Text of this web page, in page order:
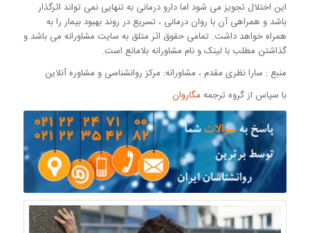
این اختلال تجویز می شود اما دارو درمانی به تنهایی نمی تواند اثرگذار
باشد و همراهی آن با روان درمانی ، تسریع در روند بهبود بیمار را به
همراه خواهد داشت. تمامی حقوق اثر متلق به سایت مشاورانه می باشد و
گذاشتن مطلب با لینک و نام مشاورانه بلامانع است.
منبع : سارا نظری مقدم ، مشاورانه: مرکز روانشناسی و مشاوره آنلاین
با سپاس از گروه ترجمه مگاروان